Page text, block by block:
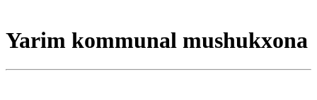
Yarim kommunal mushukxona